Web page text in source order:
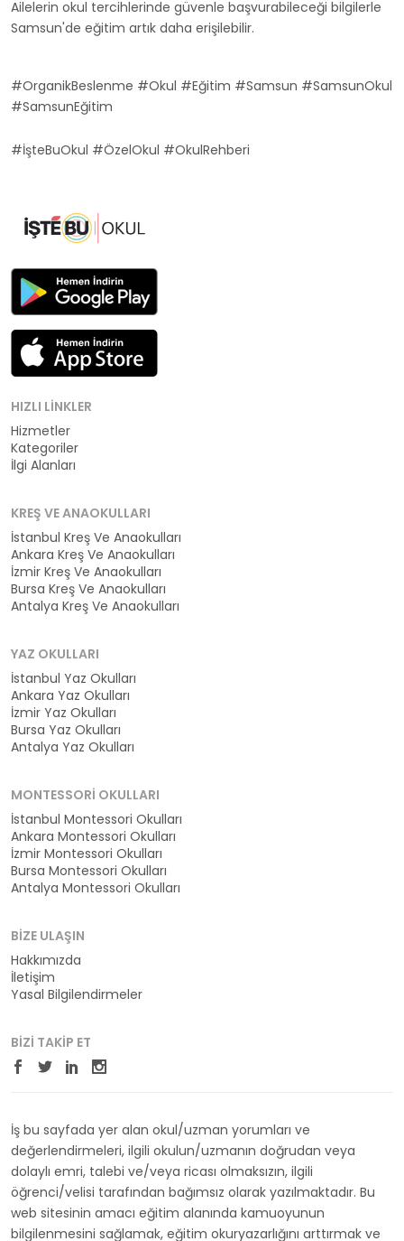
Ailelerin okul tercihlerinde güvenle başvurabileceği bilgilerle
Samsun'de eğitim artık daha erişilebilir.
#OrganikBeslenme #Okul #Eğitim #Samsun #SamsunOkul
#SamsunEğitim
#İşteBuOkul #ÖzelOkul #OkulRehberi
HIZLI LINKLER
Hizmetler
Kategoriler
İlgi Alanları
KREŞ VE ANAOKULLARI
İstanbul Kreş Ve Anaokulları
Ankara Kreş Ve Anaokulları
İzmir Kreş Ve Anaokulları
Bursa Kreş Ve Anaokulları
Antalya Kreş Ve Anaokulları
YAZ OKULLARI
İstanbul Yaz Okulları
Ankara Yaz Okulları
İzmir Yaz Okulları
Bursa Yaz Okulları
Antalya Yaz Okulları
MONTESSORI OKULLARI
İstanbul Montessori Okulları
Ankara Montessori Okulları
İzmir Montessori Okulları
Bursa Montessori Okulları
Antalya Montessori Okulları
BIZE ULAŞIN
Hakkımızda
İletişim
Yasal Bilgilendirmeler
BIZI TAKIP ET
İş bu sayfada yer alan okul/uzman yorumları ve
değerlendirmeleri, ilgili okulun/uzmanın doğrudan veya
dolaylı emri, talebi ve/veya ricası olmaksızın, ilgili
öğrenci/velisi tarafından bağımsız olarak yazılmaktadır. Bu
web sitesinin amacı eğitim alanında kamuoyunun
bilgilenmesini sağlamak, eğitim okuryazarlığını arttırmak ve